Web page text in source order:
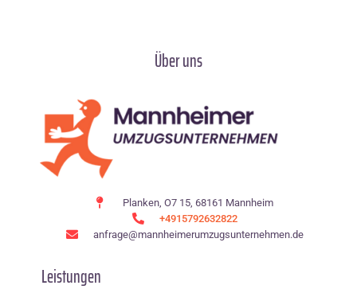
Über uns
Planken, O7 15, 68161 Mannheim
+4915792632822
anfrage@mannheimerumzugsunternehmen.de
Leistungen